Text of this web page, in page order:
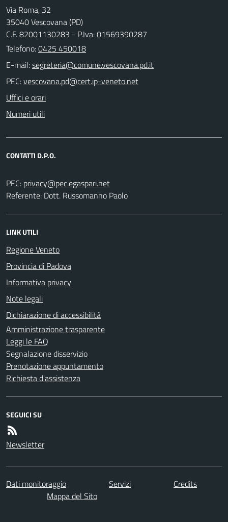
Via Roma, 32
35040 Vescovana (PD)
C.F. 82001130283 - P.Iva: 01569390287
Telefono:0425 450018
E-mail:
PEC:
Uffici e orari
Numeri utili
CONTATTI D.P.O.
PEC:
Referente: Dott. Russomanno Paolo
LINK UTILI
Regione Veneto
Provincia di Padova
Informativa privacy
Note legali
Dichiarazione di accessibilità
Amministrazione trasparente
Leggi le FAQ
Segnalazione disservizio
Prenotazione appuntamento
Richiesta d'assistenza
SEGUICI SU
Newsletter
Dati monitoraggio Servizi
Credits
Mappa del Sito